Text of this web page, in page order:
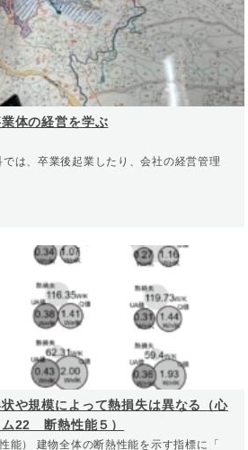
体の経営を学ぶ
は、卒業後起業したり、会社の経営管理
や規模によって熱損失は異なる（心
22 断熱性能５）
能） 建物全体の断熱性能を示す指標に「